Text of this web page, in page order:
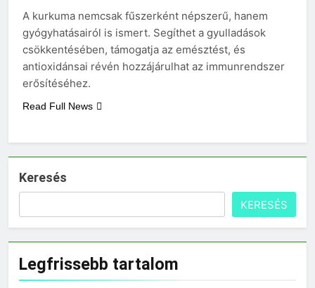
3 Nap Ezelőtt
A kurkuma nemcsak fűszerként népszerű, hanem
gyógyhatásairól is ismert. Segíthet a gyulladások
csökkentésében, támogatja az emésztést, és
antioxidánsai révén hozzájárulhat az immunrendszer
erősítéséhez.
Read Full News
Keresés
KERESÉS
Legfrissebb tartalom